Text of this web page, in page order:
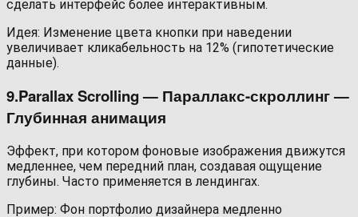
сделать интерфейс более интерактивным.
Идея: Изменение цвета кнопки при наведении
увеличивает кликабельность на 12% (гипотетические
данные).
9.Parallax Scrolling — Параллакс-скроллинг —
Глубинная анимация
Эффект, при котором фоновые изображения движутся
медленнее, чем передний план, создавая ощущение
глубины. Часто применяется в лендингах.
Пример: Фон портфолио дизайнера медленно